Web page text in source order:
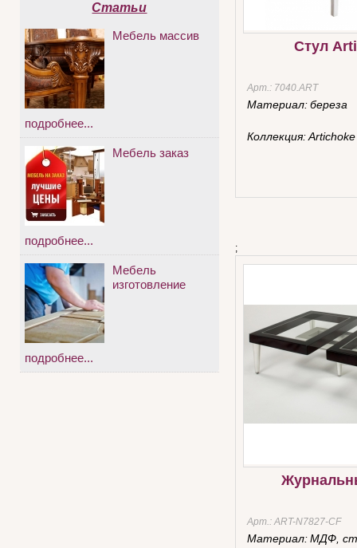
Стул
Арт.: 7040.ART
Материал:береза
Коллекция:Artichoke
;
Арт.: ART-N7827-CF
Материал:МДФ,
Статьи
Мебель массив
подробнее...
Мебель заказ
подробнее...
Мебель
изготовление
подробнее...